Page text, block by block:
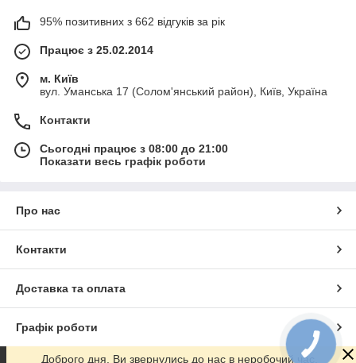
95% позитивних з 662 відгуків за рік
Працює з 25.02.2014
м. Київ
вул. Уманська 17 (Солом'янський район), Київ, Україна
Контакти
Сьогодні працює з 08:00 до 21:00
Показати весь графік роботи
Про нас
Контакти
Доставка та оплата
Графік роботи
Доброго дня. Ви звернулись до нас в неробочий час.